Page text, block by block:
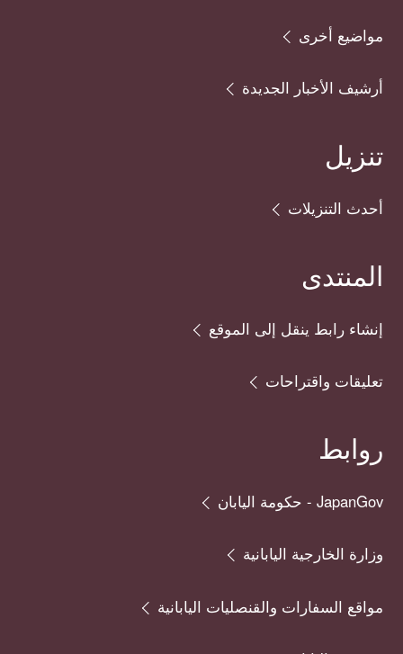
مواضيع أخرى
أرشيف الأخبار الجديدة
تنزيل
أحدث التنزيلات
المنتدى
إنشاء رابط ينقل إلى الموقع
تعليقات واقتراحات
روابط
JapanGov - حكومة اليابان
وزارة الخارجية اليابانية
مواقع السفارات والقنصليات اليابانية